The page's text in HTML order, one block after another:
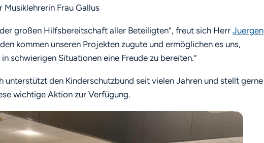
Frau Gallus
großen Hilfsbereitschaft aller Beteiligten“, freut sich Herr Juergen
kommen unseren Projekten zugute und ermöglichen es uns,
schwierigen Situationen eine Freude zu bereiten.“
unterstützt den Kinderschutzbund seit vielen Jahren und stellt gerne
wichtige Aktion zur Verfügung.